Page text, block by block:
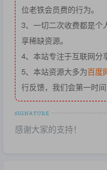
位老铁会员费的行为。
3、一切二次收费都是个
享稀缺资源。
4、本站专注于互联网分
5、本站资源大多为百度
行反馈，我们会第一时间
感谢大家的支持！